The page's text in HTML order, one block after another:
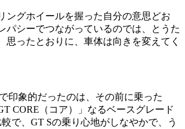
ングホイールを握った自分の意思どお
パシーでつながっているのでは、とうた
思ったとおりに、車体は向きを変えてく
印象的だったのは、その前に乗った
CORE（コア）」なるベースグレード
較で、GT Sの乗り心地がしなやかで、う